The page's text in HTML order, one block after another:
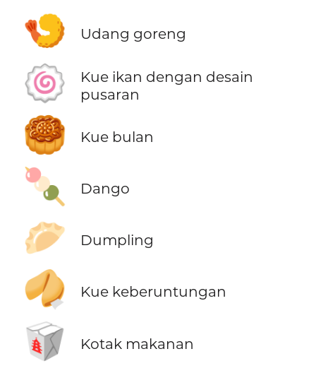
🍤
Udang goreng
🍥
Kue ikan dengan desain
pusaran
🥮 Kue bulan
🍡 Dango
🥟 Dumpling
🥠 Kue keberuntungan
🥡 Kotak makanan